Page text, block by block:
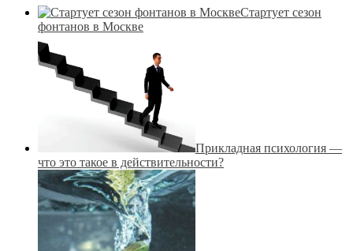
Стартует сезон
фонтанов в Москве
Прикладная психология —
что это такое в действительности?